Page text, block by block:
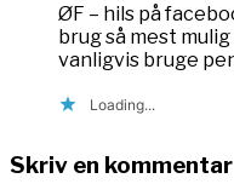
ØF – hils på
brug så mest
vanligvis bruge
Loading...
Skriv en kommentar